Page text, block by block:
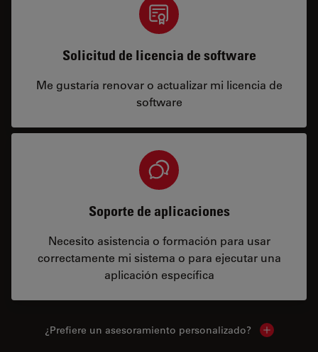
Solicitud de licencia de software
Me gustaría renovar o actualizar mi licencia de
software
Soporte de aplicaciones
Necesito asistencia o formación para usar
correctamente mi sistema o para ejecutar una
aplicación específica
¿Prefiere un asesoramiento personalizado? Show local